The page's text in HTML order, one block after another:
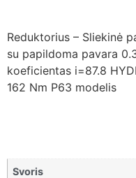
Reduktorius – Sliekinė
su papildoma pavara
koeficientas i=87.8
162 Nm P63 modelis
Svoris